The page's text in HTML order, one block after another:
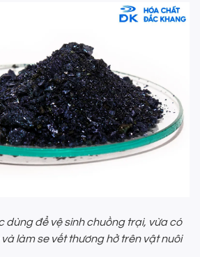
dùng để vệ sinh chuồng trại, vừa có
làm se vết thương hở trên vật nuôi